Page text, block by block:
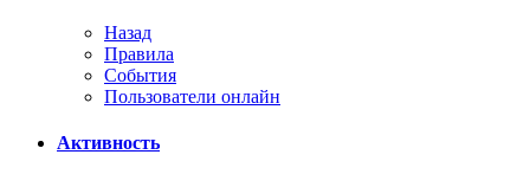
Назад
Правила
События
Пользователи онлайн
Активность